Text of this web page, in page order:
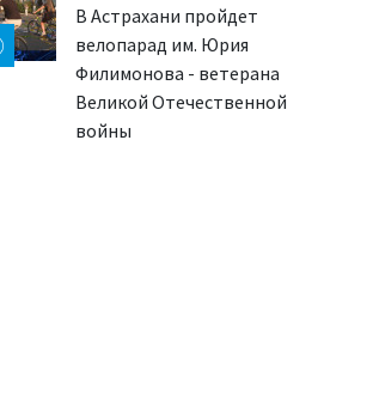
В Астрахани пройдет
велопарад им. Юрия
Филимонова - ветерана
Великой Отечественной
войны